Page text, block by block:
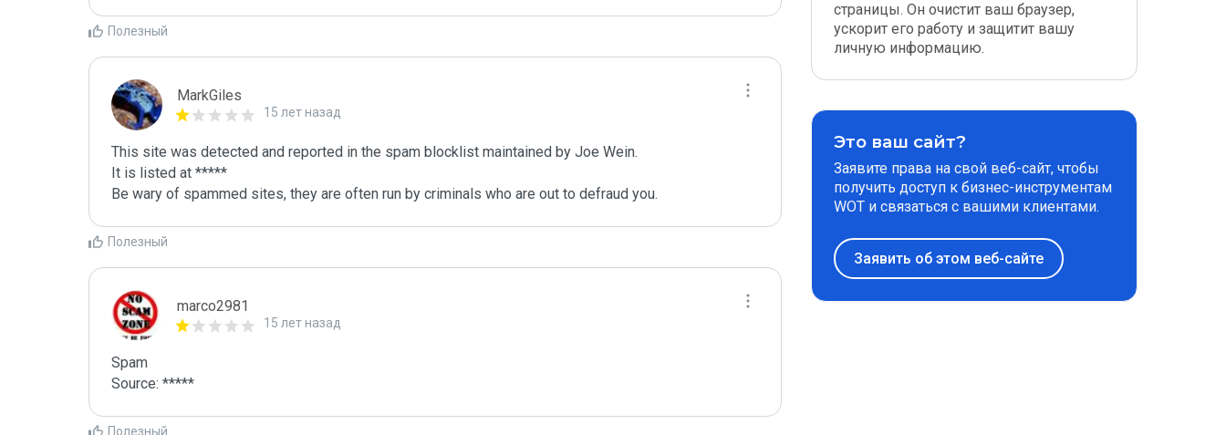
Полезный
MarkGiles
15 лет назад
This site was detected and reported in the spam blocklist maintained by Joe Wein.
It is listed at *****
Be wary of spammed sites, they are often run by criminals who are out to defraud you.
Полезный
marco2981
15 лет назад
Spam
Source: *****
Полезный
страницы. Он очистит ваш браузер,
ускорит его работу и защитит вашу
личную информацию.
Это ваш сайт?
Заявите права на свой веб-сайт, чтобы
получить доступ к бизнес-инструментам
WOT и связаться с вашими клиентами.
Заявить об этом веб-сайте